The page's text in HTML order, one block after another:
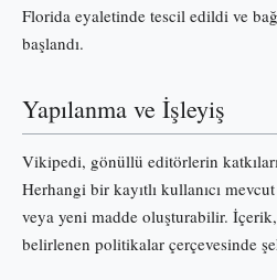
Florida eyaletinde tescil edildi ve
başlandı.
Yapılanma ve İşleyiş
Vikipedi, gönüllü editörlerin
Herhangi bir kayıtlı kullanıcı
veya yeni madde oluşturabilir.
belirlenen politikalar çerçevesinde